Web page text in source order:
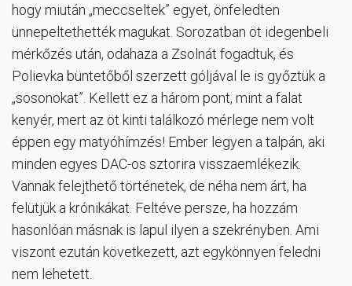
hogy miután „meccseltek” egyet, önfeledten
ünnepeltethették magukat. Sorozatban öt idegenbeli
mérkőzés után, odahaza a Zsolnát fogadtuk, és
Polievka büntetőből szerzett góljával le is győztük a
„sosonokat”. Kellett ez a három pont, mint a falat
kenyér, mert az öt kinti találkozó mérlege nem volt
éppen egy matyóhímzés! Ember legyen a talpán, aki
minden egyes DAC-os sztorira visszaemlékezik.
Vannak felejthető történetek, de néha nem árt, ha
felütjük a krónikákat. Feltéve persze, ha hozzám
hasonlóan másnak is lapul ilyen a szekrényben. Ami
viszont ezután következett, azt egykönnyen feledni
nem lehetett.